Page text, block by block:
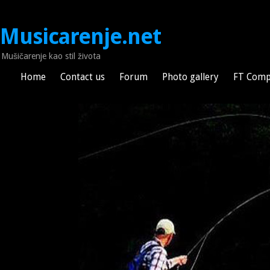
Musicarenje.net
Mušičarenje kao stil života
Home Contact us Forum Photo gallery FT